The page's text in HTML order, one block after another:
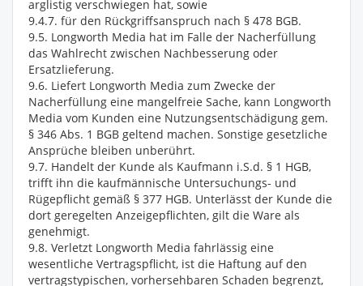
arglistig verschwiegen hat, sowie
9.4.7. für den Rückgriffsanspruch nach § 478 BGB.
9.5. Longworth Media hat im Falle der Nacherfüllung
das Wahlrecht zwischen Nachbesserung oder
Ersatzlieferung.
9.6. Liefert Longworth Media zum Zwecke der
Nacherfüllung eine mangelfreie Sache, kann Longworth
Media vom Kunden eine Nutzungsentschädigung gem.
§ 346 Abs. 1 BGB geltend machen. Sonstige gesetzliche
Ansprüche bleiben unberührt.
9.7. Handelt der Kunde als Kaufmann i.S.d. § 1 HGB,
trifft ihn die kaufmännische Untersuchungs- und
Rügepflicht gemäß § 377 HGB. Unterlässt der Kunde die
dort geregelten Anzeigepflichten, gilt die Ware als
genehmigt.
9.8. Verletzt Longworth Media fahrlässig eine
wesentliche Vertragspflicht, ist die Haftung auf den
vertragstypischen, vorhersehbaren Schaden begrenzt,